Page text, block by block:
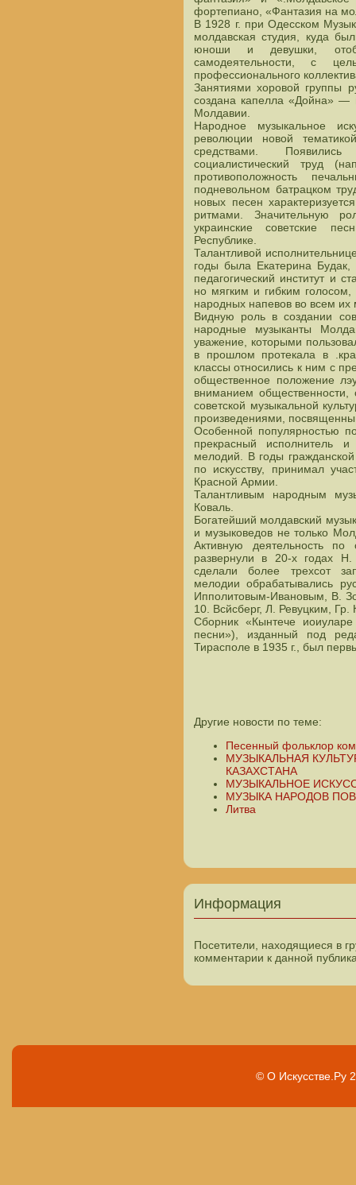
фортепиано, «Фантазия на
В 1928 г. при Одесском
молдавская студия, куда
юноши и девушки,
самодеятельности, с
профессионального
Занятиями хоровой группы
создана капелла «Дойна» —
Молдавии.
Народное музыкальное
революции новой
средствами.
социалистический труд
противоположность
подневольном батрацком
новых песен
ритмами. Значительную
украинские советские
Республике.
Талантливой
годы была Екатерина
педагогический институт и
но мягким и гибким
народных напевов во всем их
Видную роль в создании
народные музыканты
уважение, которыми
в прошлом протекала в
классы относились к ним с
общественное положение
вниманием общественности,
советской музыкальной
произведениями,
Особенной популярностью
прекрасный исполнитель
мелодий. В годы
по искусству, принимал
Красной Армии.
Талантливым народным
Коваль.
Богатейший молдавский
и музыковедов не только
Активную деятельность
развернули в 20-х годах
сделали более трехсот
мелодии обрабатывались
Ипполитовым-Ивановым, В.
10. Всйсберг, Л. Ревуцким,
Сборник «Кынтече
песни»), изданный под
Тирасполе в 1935 г., был
Другие новости по теме:
Песенный фольклор
МУЗЫКАЛЬНАЯ
КАЗАХСТАНА
МУЗЫКАЛЬНОЕ
МУЗЫКА НАРОДОВ
Литва
Информация
Посетители, находящиеся в
комментарии к данной
© О Искусстве.Ру